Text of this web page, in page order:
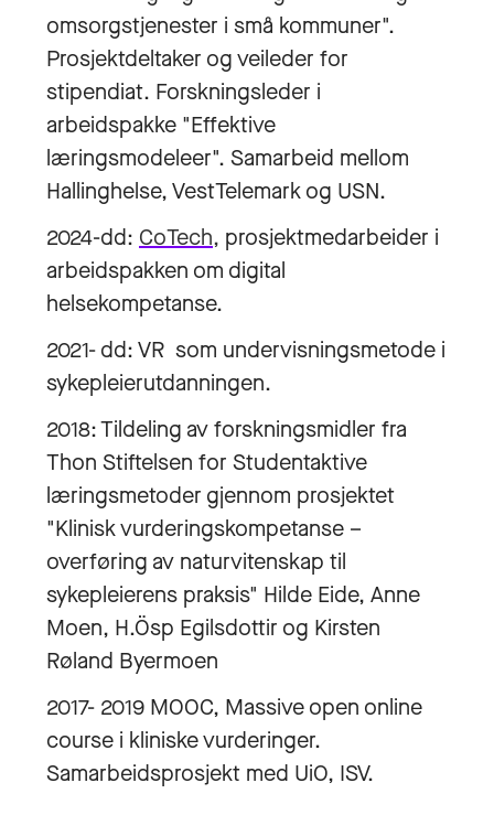
omsorgstjenester i små kommuner".
Prosjektdeltaker og veileder for
stipendiat. Forskningsleder i
arbeidspakke "Effektive
læringsmodeleer". Samarbeid mellom
Hallinghelse, VestTelemark og USN.
2024-dd: CoTech, prosjektmedarbeider i
arbeidspakken om digital
helsekompetanse.
2021- dd: VR som undervisningsmetode i
sykepleierutdanningen.
2018: Tildeling av forskningsmidler fra
Thon Stiftelsen for Studentaktive
læringsmetoder gjennom prosjektet
"Klinisk vurderingskompetanse –
overføring av naturvitenskap til
sykepleierens praksis" Hilde Eide, Anne
Moen, H.Ösp Egilsdottir og Kirsten
Røland Byermoen
2017- 2019 MOOC, Massive open online
course i kliniske vurderinger.
Samarbeidsprosjekt med UiO, ISV.